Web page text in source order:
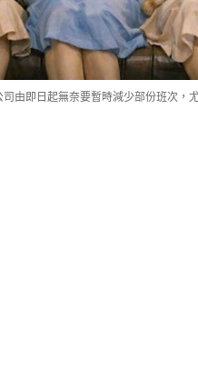
由即日起無奈要暫時減少部份班次，